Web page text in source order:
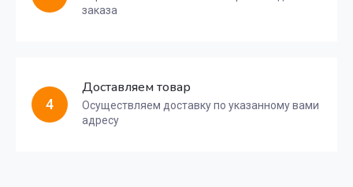
заказа
4
Доставляем товар
Осуществляем доставку по указанному вами
адресу